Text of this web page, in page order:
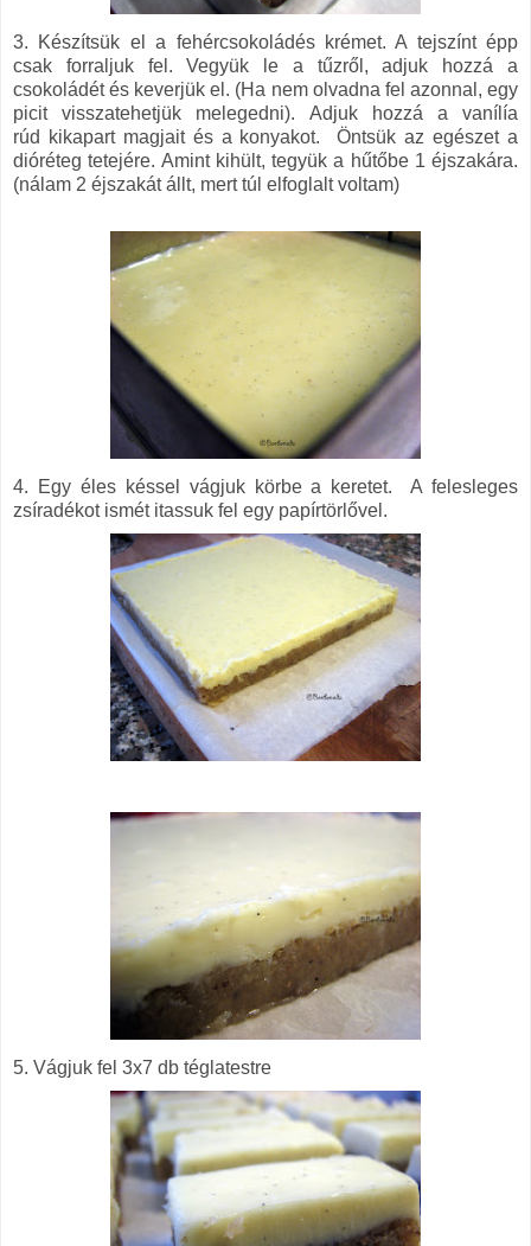
3. Készítsük el a fehércsokoládés krémet. A tejszínt épp
csak forraljuk fel. Vegyük le a tűzről, adjuk hozzá a
csokoládét és keverjük el. (Ha nem olvadna fel azonnal, egy
picit visszatehetjük melegedni). Adjuk hozzá a vanílía
rúd kikapart magjait és a konyakot. Öntsük az egészet a
dióréteg tetejére. Amint kihült, tegyük a hűtőbe 1 éjszakára.
(nálam 2 éjszakát állt, mert túl elfoglalt voltam)
4. Egy éles késsel vágjuk körbe a keretet. A felesleges
zsíradékot ismét itassuk fel egy papírtörlővel.
5. Vágjuk fel 3x7 db téglatestre